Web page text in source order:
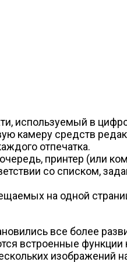
используемый в
камеру средств
отпечатка.
принтер (или
со списком,
на одной
все более
встроенные функции
изображений